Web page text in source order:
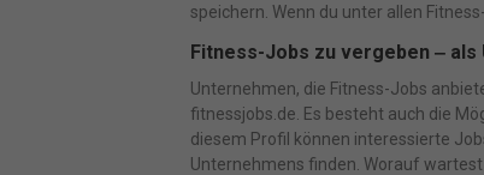
speichern. Wenn du unter allen
Fitness-Jobs zu vergeben ‒
Unternehmen, die Fitness-Jobs
fitnessjobs.de. Es besteht auch die
diesem Profil können interessierte
Unternehmens finden. Worauf